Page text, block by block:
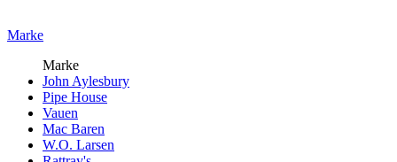
Marke
Marke
John Aylesbury
Pipe House
Vauen
Mac Baren
W.O. Larsen